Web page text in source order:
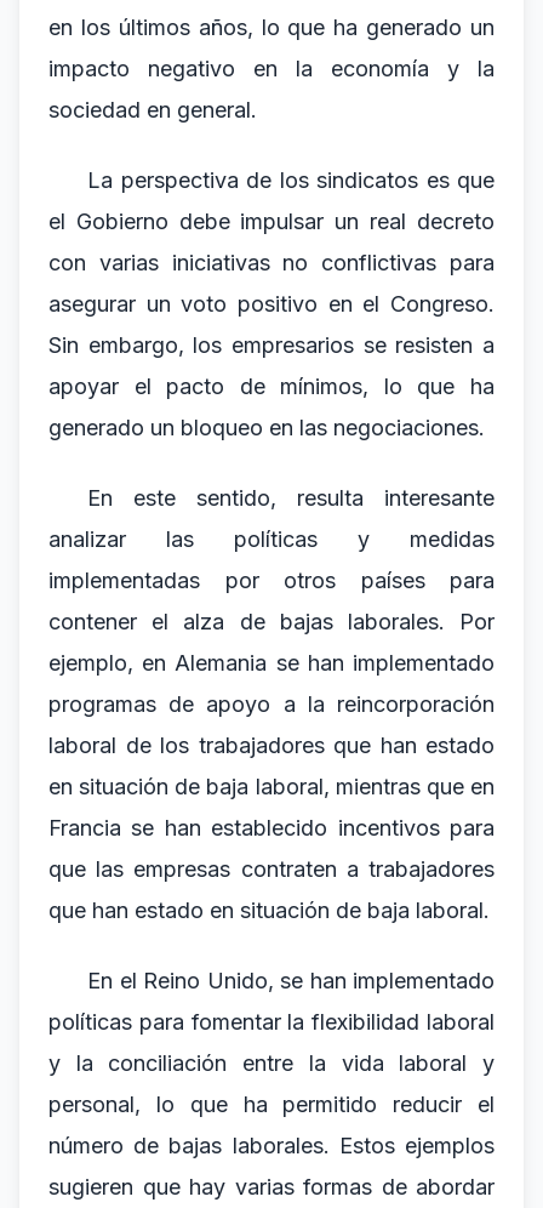
en los últimos años, lo que ha generado un
impacto negativo en la economía y la
sociedad en general.
La perspectiva de los sindicatos es que
el Gobierno debe impulsar un real decreto
con varias iniciativas no conflictivas para
asegurar un voto positivo en el Congreso.
Sin embargo, los empresarios se resisten a
apoyar el pacto de mínimos, lo que ha
generado un bloqueo en las negociaciones.
En este sentido, resulta interesante
analizar las políticas y medidas
implementadas por otros países para
contener el alza de bajas laborales. Por
ejemplo, en Alemania se han implementado
programas de apoyo a la reincorporación
laboral de los trabajadores que han estado
en situación de baja laboral, mientras que en
Francia se han establecido incentivos para
que las empresas contraten a trabajadores
que han estado en situación de baja laboral.
En el Reino Unido, se han implementado
políticas para fomentar la flexibilidad laboral
y la conciliación entre la vida laboral y
personal, lo que ha permitido reducir el
número de bajas laborales. Estos ejemplos
sugieren que hay varias formas de abordar